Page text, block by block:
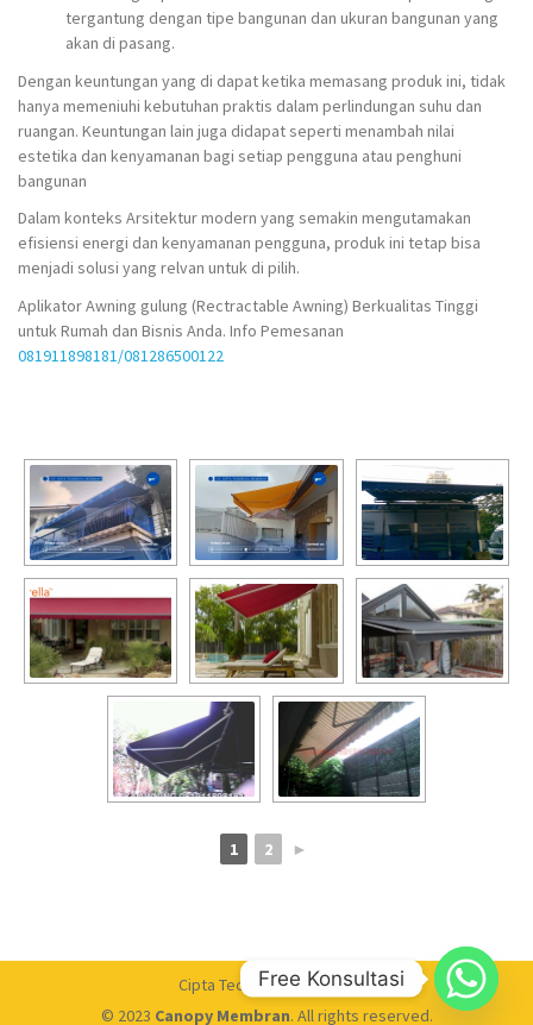
tergantung dengan tipe bangunan dan ukuran bangunan yang
akan di pasang.
Dengan keuntungan yang di dapat ketika memasang produk ini, tidak
hanya memeniuhi kebutuhan praktis dalam perlindungan suhu dan
ruangan. Keuntungan lain juga didapat seperti menambah nilai
estetika dan kenyamanan bagi setiap pengguna atau penghuni
bangunan
Dalam konteks Arsitektur modern yang semakin mengutamakan
efisiensi energi dan kenyamanan pengguna, produk ini tetap bisa
menjadi solusi yang relvan untuk di pilih.
Aplikator Awning gulung (Rectractable Awning) Berkualitas Tinggi
untuk Rumah dan Bisnis Anda. Info Pemesanan
081911898181/081286500122
1 2 ►
Cipta Technical Membran
© 2023 Canopy Membran. All rights reserved.
Free Konsultasi